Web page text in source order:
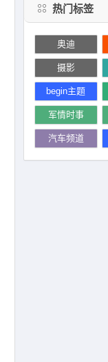
热门标签
奥迪
摄影
begin主题
军情时事
汽车频道